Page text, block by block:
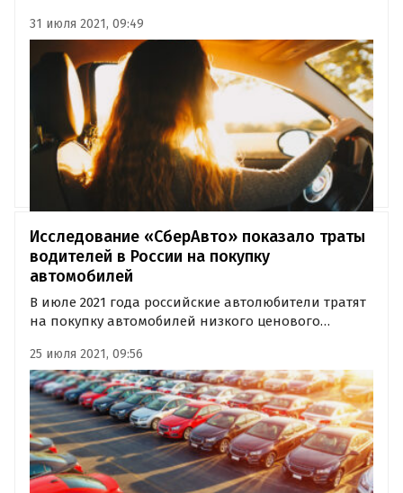
эксплуатации. Такими советами поделились с
новичками эксперты сервиса «СберАвто».
31 июля 2021, 09:49
Исследование «СберАвто» показало траты
водителей в России на покупку
автомобилей
В июле 2021 года российские автолюбители тратят
на покупку автомобилей низкого ценового
тыс. рублей, а высокого — 1,4 млн рублей.
25 июля 2021, 09:56